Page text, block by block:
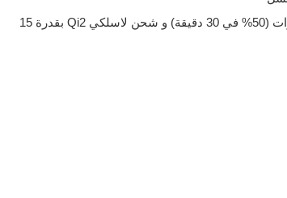
بطارية بسعة 5015 مللي أمبير و شحن سلكي بقدرة 30 وات (50% في 30 دقيقة) و شحن لاسلكي Qi2 بقدرة 15